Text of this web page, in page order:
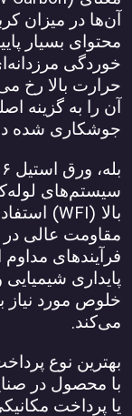
آن‌ها در میزان
محتوای بسیار
خوردگی
حرارت بالا رخ
آن را به گزینه
جوشکاری شده
بله، ورق استیل
سیستم‌های
بالا (WFI)
مقاومت عالی در
فرآیندهای
پایداری
خلوص مورد نیاز
می‌کند.
بهترین نوع
با محصول در
یا پرداخت